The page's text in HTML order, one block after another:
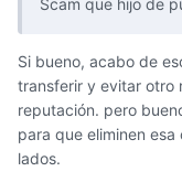
Scam que hijo de
Si bueno, acabo de
transferir y evitar otro
reputación. pero
para que eliminen
lados.